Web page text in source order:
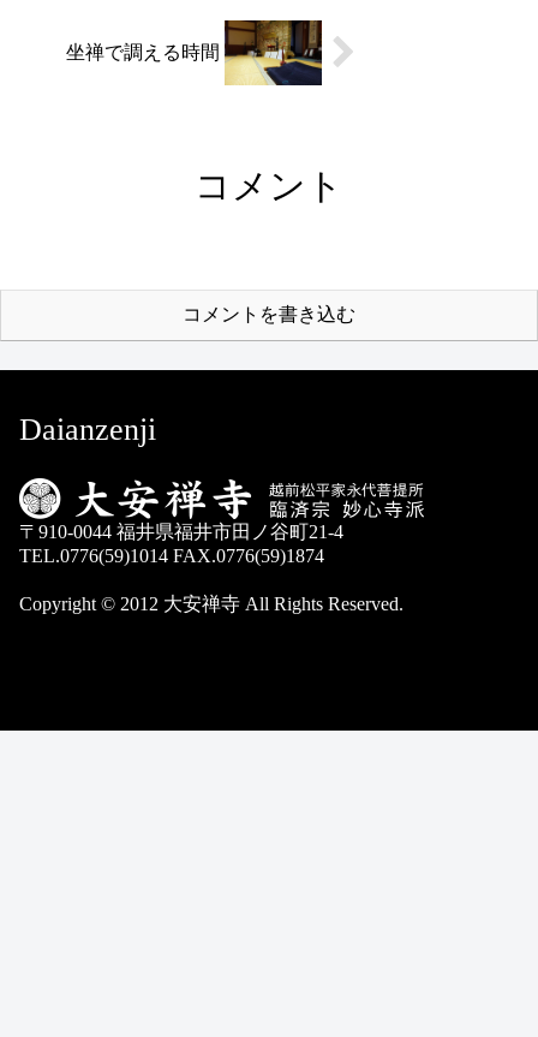
坐禅で調える時間
コメント
コメントを書き込む
Daianzenji
〒910-0044 福井県福井市田ノ谷町21-4
TEL.0776(59)1014 FAX.0776(59)1874
Copyright © 2012 大安禅寺 All Rights Reserved.